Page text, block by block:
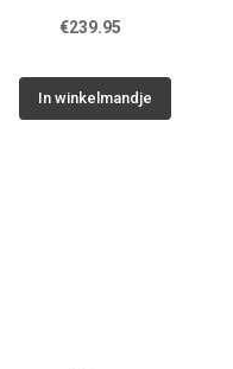
€239.95
In winkelmandje